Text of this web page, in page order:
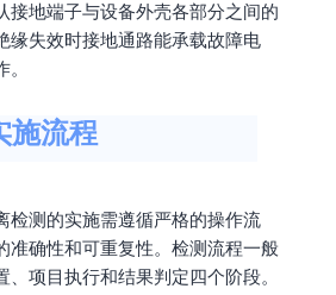
接地端子与设备外壳各部分之间的
缘失效时接地通路能承载故障电
施流程
检测的实施需遵循严格的操作流
准确性和可重复性。检测流程一般
项目执行和结果判定四个阶段。